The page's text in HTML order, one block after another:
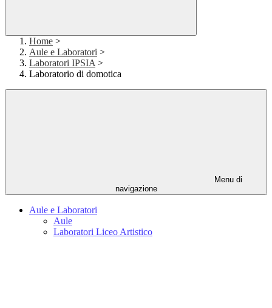
Home >
Aule e Laboratori >
Laboratori IPSIA >
Laboratorio di domotica
Menu di
navigazione
Aule e Laboratori
Aule
Laboratori Liceo Artistico